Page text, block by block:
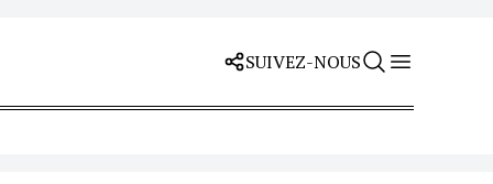
SUIVEZ-NOUS